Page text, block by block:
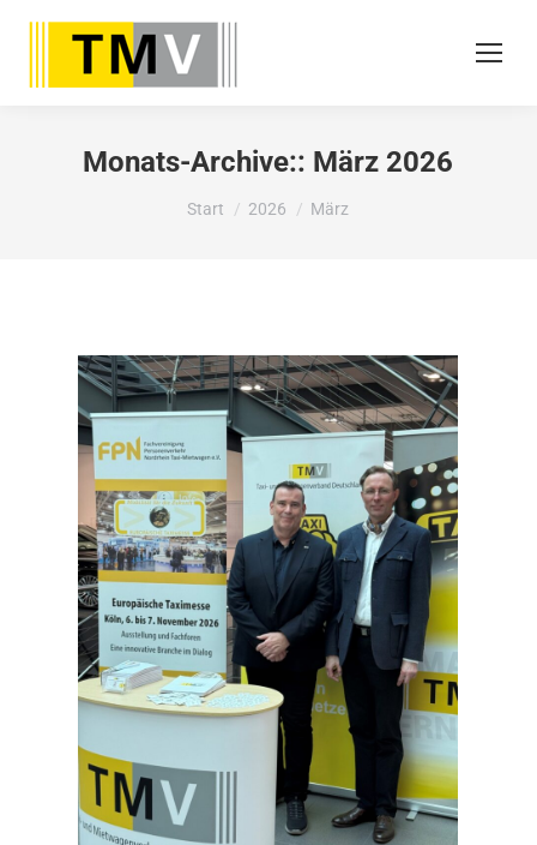
Monats-Archive:: März 2026
Sie befinden sich hier:
Start 2026 März